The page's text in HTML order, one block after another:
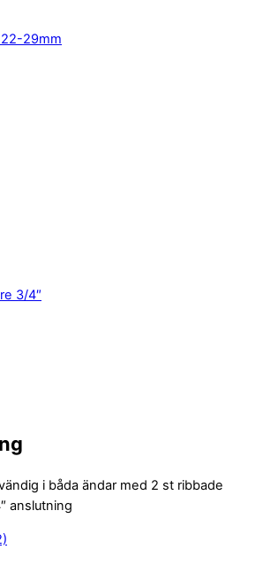
22-29mm
3/4″
i båda ändar med 2 st ribbade
anslutning